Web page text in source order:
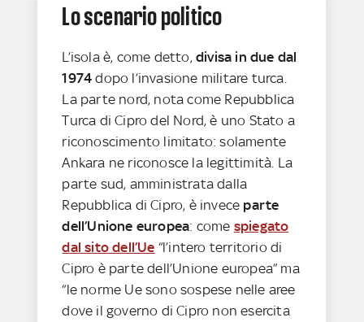
Lo scenario politico
L’isola è, come detto,divisa in due dal
1974 dopo l’invasione militare turca.
La parte nord, nota come Repubblica
Turca di Cipro del Nord, è uno Stato a
riconoscimento limitato: solamente
Ankara ne riconosce la legittimità. La
parte sud, amministrata dalla
Repubblica di Cipro, è invece parte
dell’Unione europea: come spiegato
dal sito dell’Ue “l’intero territorio di
Cipro è parte dell’Unione europea” ma
“le norme Ue sono sospese nelle aree
dove il governo di Cipro non esercita